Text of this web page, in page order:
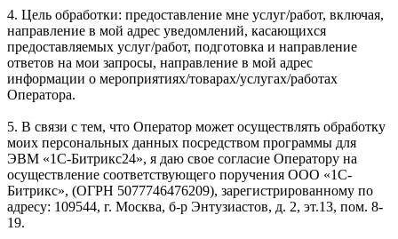
4. Цель обработки: предоставление мне услуг/работ, включая,
направление в мой адрес уведомлений, касающихся
предоставляемых услуг/работ, подготовка и направление
ответов на мои запросы, направление в мой адрес
информации о мероприятиях/товарах/услугах/работах
Оператора.
5. В связи с тем, что Оператор может осуществлять обработку
моих персональных данных посредством программы для
ЭВМ «1С-Битрикс24», я даю свое согласие Оператору на
осуществление соответствующего поручения ООО «1С-
Битрикс», (ОГРН 5077746476209), зарегистрированному по
адресу: 109544, г. Москва, б-р Энтузиастов, д. 2, эт.13, пом. 8-
19.